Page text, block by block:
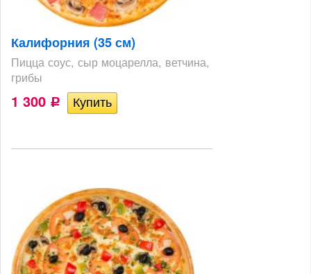
Калифорния (35 см)
Пицца соус, сыр моцарелла, ветчина,
грибы
1 300 Р